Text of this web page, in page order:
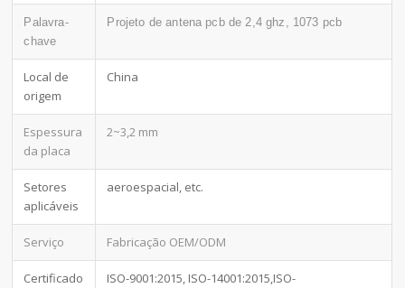
Palavra-
chave
Projeto de antena pcb de 2,4 ghz, 1073 pcb
Local de
origem
China
Espessura
da placa
2~3,2 mm
Setores
aplicáveis
aeroespacial, etc.
Serviço Fabricação OEM/ODM
Certificado
ISO-9001:2015, ISO-14001:2015,ISO-